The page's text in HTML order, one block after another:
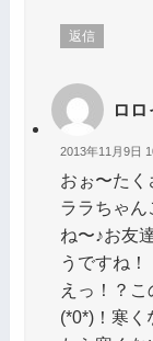
返信
ロ
2013年11月9日
おぉ〜たく
ララちゃ
ね〜♪お友
うですね！
えっ！？
(*0*)！寒く